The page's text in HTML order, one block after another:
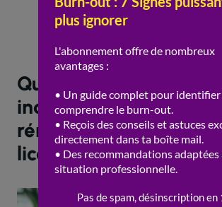
Demande de
maladie professionnelle
Consultation d’un avocat
Quels sont les droits à
indemnités et à la
rémunération en cas
licenciement pour